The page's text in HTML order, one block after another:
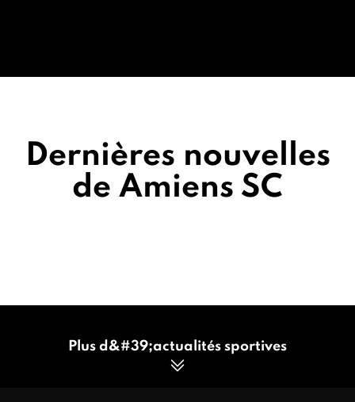
Dernières nouvelles
de Amiens SC
Plus d&#39;actualités sportives